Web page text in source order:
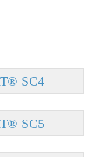
SC4
SC5